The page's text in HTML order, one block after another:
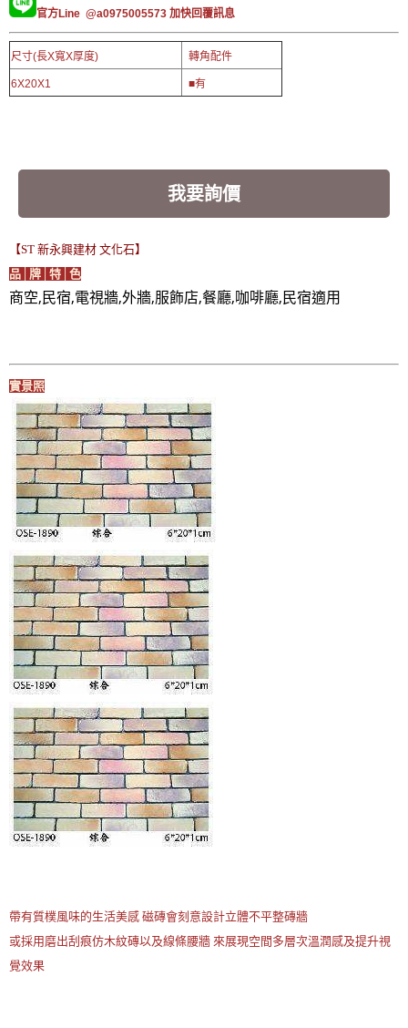
官方Line @a0975005573 加快回覆訊息
尺寸(長X寬X厚度) 轉角配件
6X20X1 ■有
我要詢價
【ST 新永興建材 文化石】
品│牌│特│色
商空,民宿,電視牆,外牆,服飾店,餐廳,咖啡廳,民宿適用
實景照
帶有質樸風味的生活美感 磁磚會刻意設計立體不平整磚牆
或採用磨出刮痕仿木紋磚以及線條腰牆 來展現空間多層次溫潤感及提升視
覺效果